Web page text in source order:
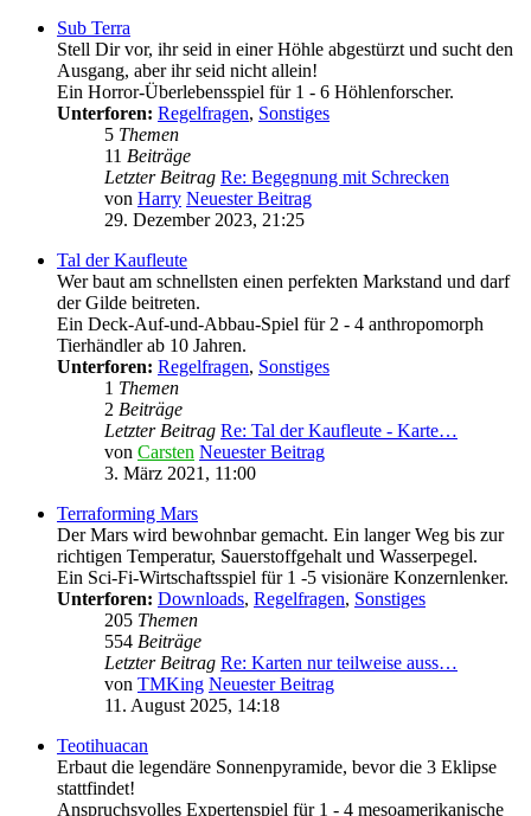
Sub Terra
Stell Dir vor, ihr seid in einer Höhle abgestürzt und sucht den
Ausgang, aber ihr seid nicht allein!
Ein Horror-Überlebensspiel für 1 - 6 Höhlenforscher.
Unterforen: Regelfragen, Sonstiges
5 Themen
11 Beiträge
Letzter Beitrag Re: Begegnung mit Schrecken
von Harry Neuester Beitrag
29. Dezember 2023, 21:25
Tal der Kaufleute
Wer baut am schnellsten einen perfekten Markstand und darf
der Gilde beitreten.
Ein Deck-Auf-und-Abbau-Spiel für 2 - 4 anthropomorph
Tierhändler ab 10 Jahren.
Unterforen: Regelfragen, Sonstiges
1 Themen
2 Beiträge
Letzter Beitrag Re: Tal der Kaufleute - Karte…
von Carsten Neuester Beitrag
3. März 2021, 11:00
Terraforming Mars
Der Mars wird bewohnbar gemacht. Ein langer Weg bis zur
richtigen Temperatur, Sauerstoffgehalt und Wasserpegel.
Ein Sci-Fi-Wirtschaftsspiel für 1 -5 visionäre Konzernlenker.
Unterforen: Downloads, Regelfragen, Sonstiges
205 Themen
554 Beiträge
Letzter Beitrag Re: Karten nur teilweise auss…
von TMKing Neuester Beitrag
11. August 2025, 14:18
Teotihuacan
Erbaut die legendäre Sonnenpyramide, bevor die 3 Eklipse
stattfindet!
Anspruchsvolles Expertenspiel für 1 - 4 mesoamerikanische